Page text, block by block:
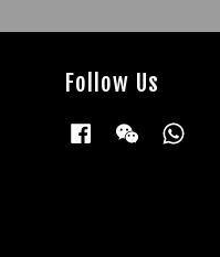
Follow Us
Facebook Wechat